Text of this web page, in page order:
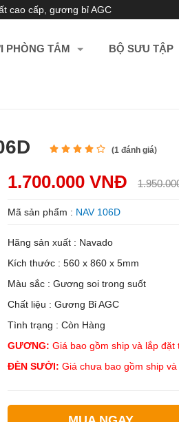
cao cấp, gương bỉ AGC
PHÒNG TẮM BỘ SƯU TẬP
(1 đánh giá)
1.700.000 VNĐ
Mã sản phẩm : NAV 106D
Hãng sản xuất : Navado
Kích thước : 560 x 860 x 5mm
Màu sắc : Gương soi trong suốt
Chất liệu : Gương Bỉ AGC
Tình trạng : Còn Hàng
GƯƠNG: Giá bao gồm ship và lắp
ĐÈN SƯỞI: Giá chưa bao gồm ship